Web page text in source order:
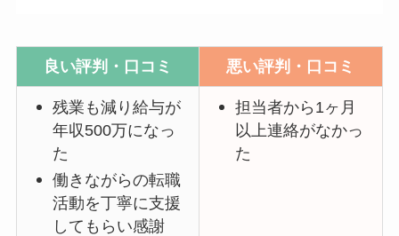
良い評判・口コミ 悪い評判・口コミ
残業も減り給与が
年収500万になっ
た
働きながらの転職
活動を丁寧に支援
してもらい感謝
担当者から1ヶ月
以上連絡がなかっ
た